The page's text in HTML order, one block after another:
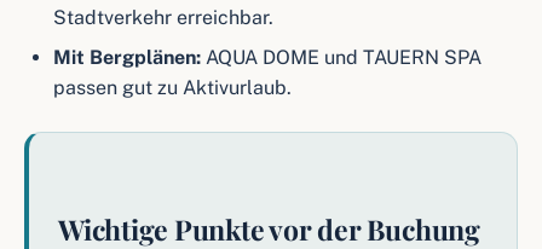
Stadtverkehr erreichbar.
Mit Bergplänen: AQUA DOME und TAUERN SPA
passen gut zu Aktivurlaub.
Wichtige Punkte vor der Buchung